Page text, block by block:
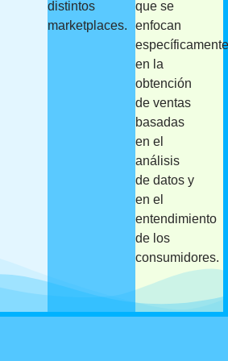
distintos
marketplaces.
que se
enfocan
específicamente
en la
obtención
de ventas
basadas
en el
análisis
de datos y
en el
entendimiento
de los
consumidores.